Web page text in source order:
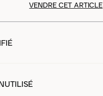
VENDRE CET ARTICLE